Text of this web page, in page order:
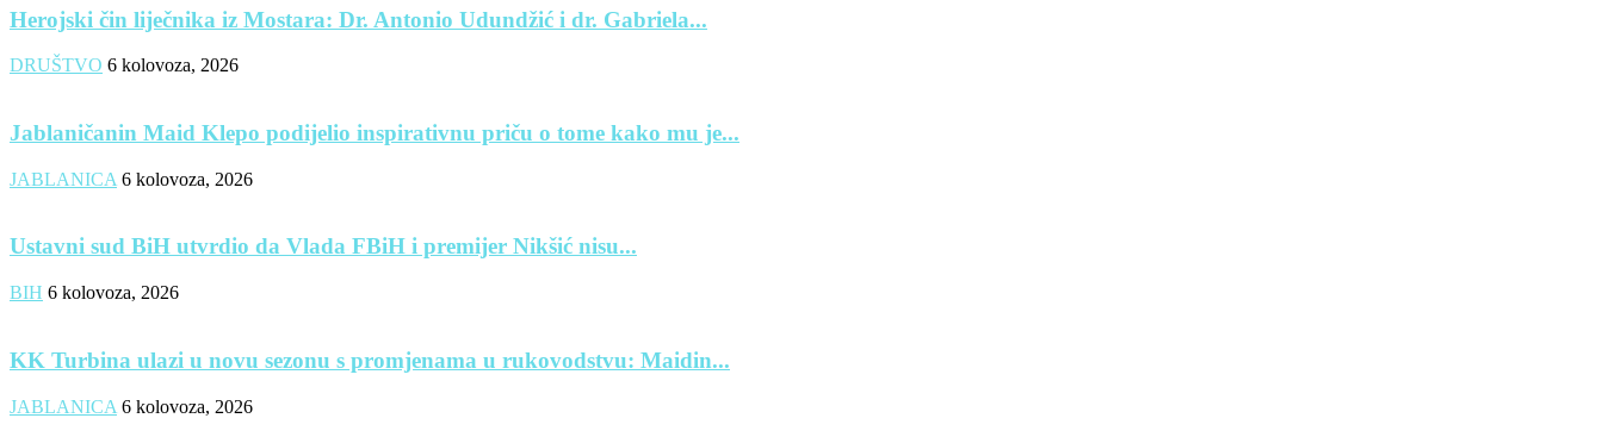
Herojski čin liječnika iz Mostara: Dr. Antonio Udundžić i dr. Gabriela...
DRUŠTVO 6 kolovoza, 2026
Jablaničanin Maid Klepo podijelio inspirativnu priču o tome kako mu je...
JABLANICA 6 kolovoza, 2026
Ustavni sud BiH utvrdio da Vlada FBiH i premijer Nikšić nisu...
BIH 6 kolovoza, 2026
KK Turbina ulazi u novu sezonu s promjenama u rukovodstvu: Maidin...
JABLANICA 6 kolovoza, 2026